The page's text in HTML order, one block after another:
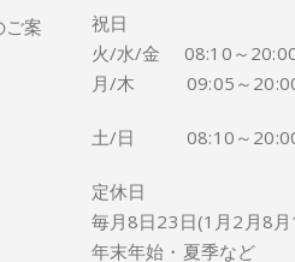
ご案
祝日
火/水/金 08:10～
月/木 09:05～
土/日 08:10～
定休日
毎月8日23日(1月2月8
年末年始・夏季など